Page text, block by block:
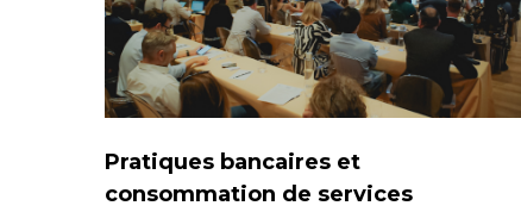
Pratiques bancaires et
consommation de services